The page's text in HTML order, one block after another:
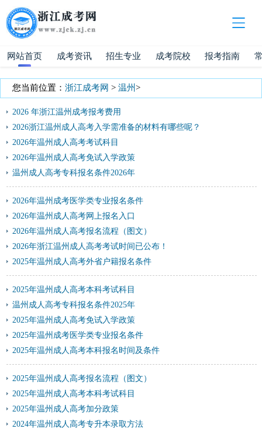
网站首页 成考资讯 招生专业 成考院校 报考指南
您当前位置： 浙江成考网 > 温州>
2026 年浙江温州成考报考费用
2026浙江温州成人高考入学需准备的材料有哪些呢？
2026年温州成人高考考试科目
2026年温州成人高考免试入学政策
温州成人高考专科报名条件2026年
2026年温州成考医学类专业报名条件
2026年温州成人高考网上报名入口
2026年温州成人高考报名流程（图文）
2026年浙江温州成人高考考试时间已公布！
2025年温州成人高考外省户籍报名条件
2025年温州成人高考本科考试科目
温州成人高考专科报名条件2025年
2025年温州成人高考免试入学政策
2025年温州成考医学类专业报名条件
2025年温州成人高考本科报名时间及条件
2025年温州成人高考报名流程（图文）
2025年温州成人高考本科考试科目
2025年温州成人高考加分政策
2024年温州成人高考专升本录取方法